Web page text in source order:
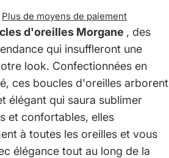
Plus de moyens de paiement
d'oreilles Morgane , des
qui insuffleront une
look. Confectionnées en
ces boucles d'oreilles arborent
élégant qui saura sublimer
et confortables, elles
à toutes les oreilles et vous
élégance tout au long de la